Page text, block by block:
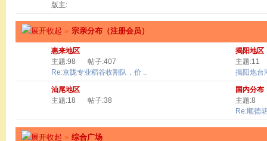
版主:
» 宗亲分布（注册会员）
惠来地区
主题:98
帖子:407
Re:京陇专业稻谷收割队，价 ..
揭阳地区
主题:11
揭阳炮台
汕尾地区
主题:18
帖子:38
国内分布
主题:8
Re:顺德
» 综合广场